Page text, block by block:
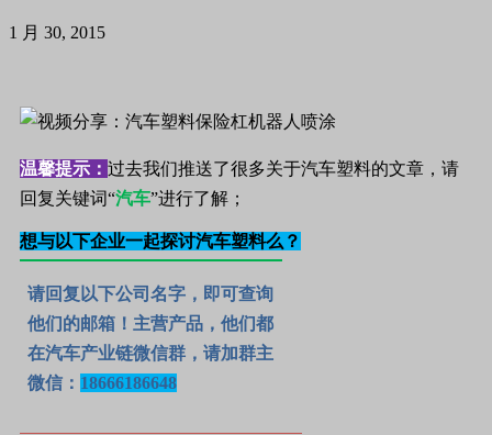
1 月 30, 2015
温馨提示： 过去我们推送了很多关于汽车塑料的文章，请
回复关键词“汽车”进行了解；
想与以下企业一起探讨汽车塑料么？
请回复以下公司名字，即可查询
他们的邮箱！主营产品，他们都
在汽车产业链微信群， 请加群主
微信： 18666186648